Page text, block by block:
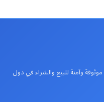
وآمنة للبيع والشراء في دول